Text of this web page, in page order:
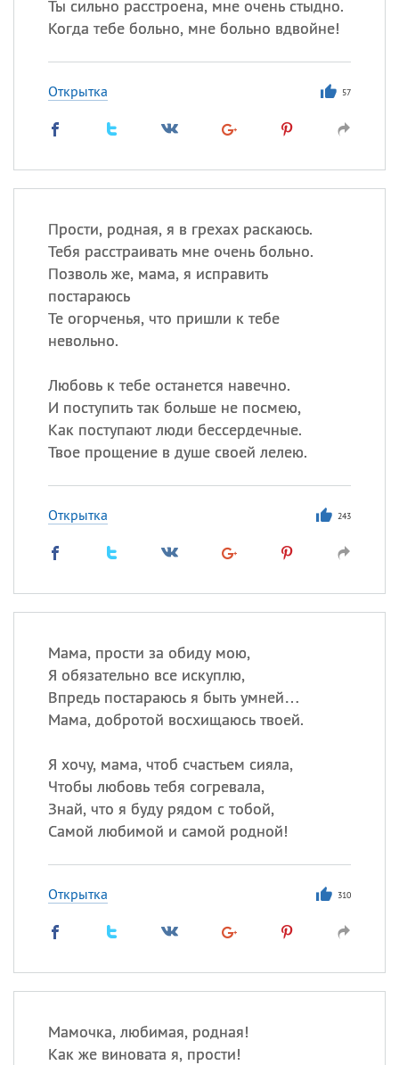
Ты сильно расстроена, мне очень стыдно.
Когда тебе больно, мне больно вдвойне!
Открытка 57
Прости, родная, я в грехах раскаюсь.
Тебя расстраивать мне очень больно.
Позволь же, мама, я исправить
постараюсь
Те огорченья, что пришли к тебе
невольно.
Любовь к тебе останется навечно.
И поступить так больше не посмею,
Как поступают люди бессердечные.
Твое прощение в душе своей лелею.
Открытка 243
Мама, прости за обиду мою,
Я обязательно все искуплю,
Впредь постараюсь я быть умней…
Мама, добротой восхищаюсь твоей.
Я хочу, мама, чтоб счастьем сияла,
Чтобы любовь тебя согревала,
Знай, что я буду рядом с тобой,
Самой любимой и самой родной!
Открытка 310
Мамочка, любимая, родная!
Как же виновата я, прости!